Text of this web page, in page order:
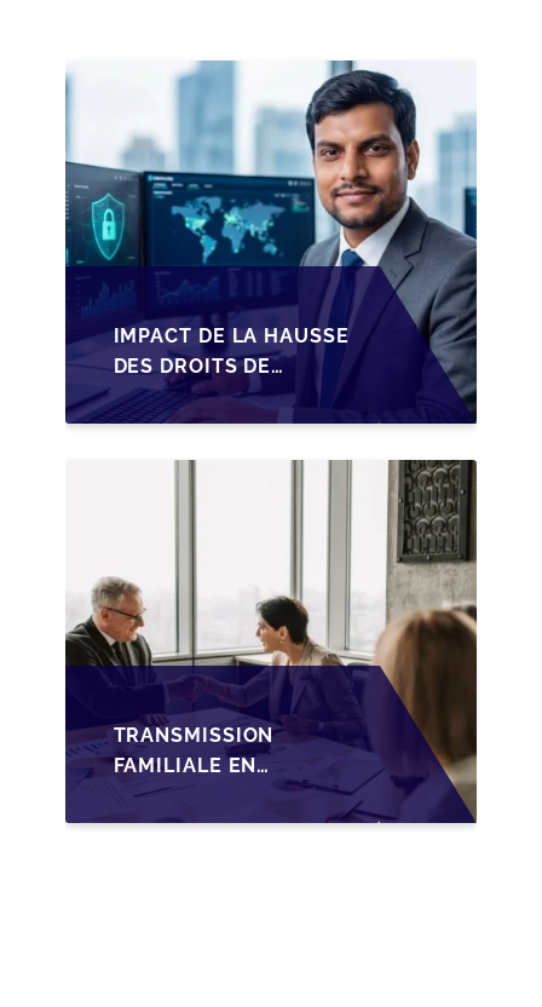
IMPACT DE LA HAUSSE
DES DROITS DE
SUCCESSION EN
WALLONIE SUR LA
TRANSMISSION
TRANSMISSION
FAMILIALE EN
WALLONIE :
NOUVELLES